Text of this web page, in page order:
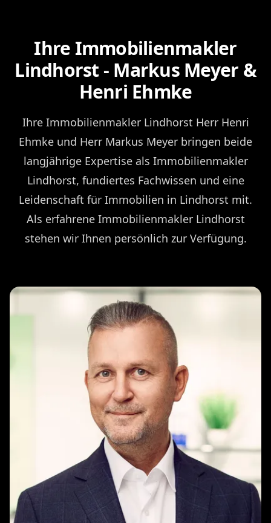
Ihre Immobilienmakler
Lindhorst - Markus Meyer &
Henri Ehmke
Ihre Immobilienmakler Lindhorst Herr Henri
Ehmke und Herr Markus Meyer bringen beide
langjährige Expertise als Immobilienmakler
Lindhorst, fundiertes Fachwissen und eine
Leidenschaft für Immobilien in Lindhorst mit.
Als erfahrene Immobilienmakler Lindhorst
stehen wir Ihnen persönlich zur Verfügung.